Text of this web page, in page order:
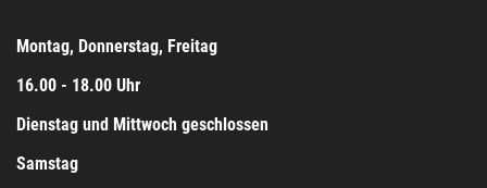
Montag, Donnerstag, Freitag
16.00 - 18.00 Uhr
Dienstag und Mittwoch geschlossen
Samstag